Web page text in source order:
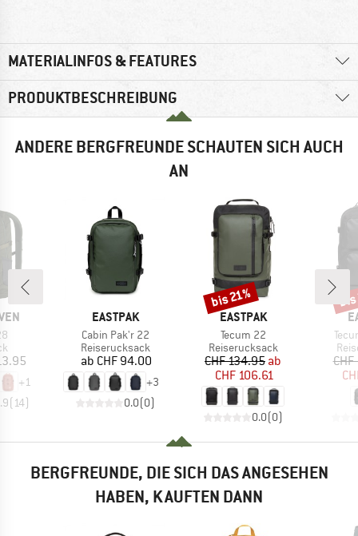
MATERIALINFOS & FEATURES
PRODUKTBESCHREIBUNG
ANDERE BERGFREUNDE SCHAUTEN SICH AUCH
AN
+1
( 14)
MARKE
EASTPAK
Artikel
Cabin Pak'r 22
Produktgruppe
Reiserucksack
Preis
ab CHF 94.00
+3
0.0(0)
MARKE
EASTPAK
Artikel
Tecum 22
Produktgruppe
Reiserucksack
Preis
CHF 134.95reduzierter Preis
ab
CHF 106.61
0.0(0)
Rabatt
bis 21% bis
BERGFREUNDE, DIE SICH DAS ANGESEHEN
HABEN, KAUFTEN DANN